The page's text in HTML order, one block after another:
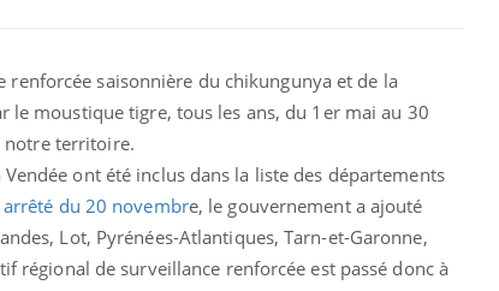
renforcée saisonnière du chikungunya et de la
le moustique tigre, tous les ans, du 1er mai au 30
notre territoire.
ont été inclus dans la liste des départements
arrêté du 20 novembre, le gouvernement a ajouté
Lot, Pyrénées-Atlantiques, Tarn-et-Garonne,
régional de surveillance renforcée est passé donc à
: et si on Youtube
Eczéma Chronique des Mains : se
préparer pour l’été !Youtube